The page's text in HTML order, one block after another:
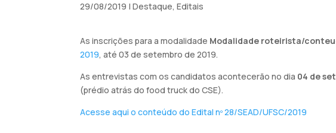
29/08/2019 |Destaque,Editais
As inscrições para a modalidade Modalidade roteirista/
2019, até 03 de setembro de 2019.
As entrevistas com os candidatos acontecerão no dia 04 de
(prédio atrás do food truck do CSE).
Acesse aqui o conteúdo do Edital nº 28/SEAD/UFSC/2019